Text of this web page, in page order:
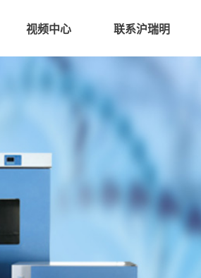
视频中心 联系沪瑞明